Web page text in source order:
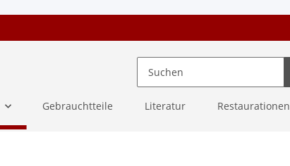
Gebrauchtteile Literatur Restaurationen